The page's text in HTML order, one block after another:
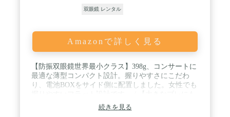
双眼鏡 レンタル
Amazonで詳しく見る
【防振双眼鏡世界最小クラス】398g、コンサートに
最適な薄型コンパクト設計。握りやすさにこだわ
り、電池BOXをサイド側に配置しました。女性でも
対応】防振角±3°。車の中の微振動から船のような
大きな揺れはもとより、コンサート中の大きな手振
続きを見る